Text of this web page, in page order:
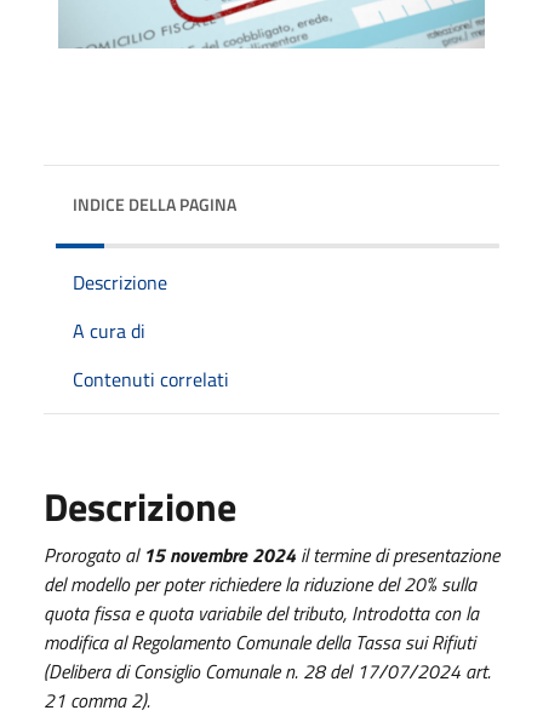
INDICE DELLA PAGINA
Descrizione
A cura di
Contenuti correlati
Descrizione
Prorogato al 15 novembre 2024 il termine di presentazione
del modello per poter richiedere la riduzione del 20% sulla
quota fissa e quota variabile del tributo, Introdotta con la
modifica al Regolamento Comunale della Tassa sui Rifiuti
(Delibera di Consiglio Comunale n. 28 del 17/07/2024 art.
21 comma 2).